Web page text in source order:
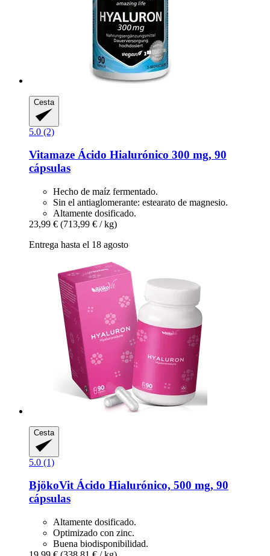
Cesta
5.0 (2)
Vitamaze Ácido Hialurónico 300 mg, 90
cápsulas
Hecho de maíz fermentado.
Sin el antiaglomerante: estearato de magnesio.
Altamente dosificado.
23,99 € (713,99 € / kg)
Entrega hasta el 18 agosto
Cesta
5.0 (1)
BjökoVitÁcido Hialurónico, 500 mg, 90
cápsulas
Altamente dosificado.
Optimizado con zinc.
Buena biodisponibilidad.